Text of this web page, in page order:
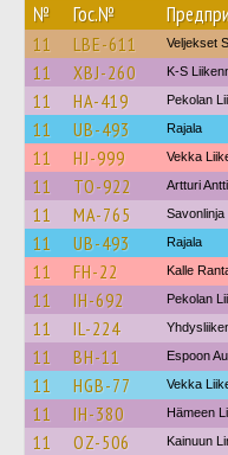
№ Гос.№
11 LBE-611 Veljekset
11 XBJ-260 K-S
11 HA-419 Pekolan
11 UB-493 Rajala
11 HJ-999 Vekka
11 TO-922 Artturi
11 MA-765 Savonlinja
11 UB-493 Rajala
11 FH-22 Kalle
11 IH-692 Pekolan
11 IL-224
11 BH-11 Espoon
11 HGB-77 Vekka
11 IH-380 Hämeen
11 OZ-506 Kainuun